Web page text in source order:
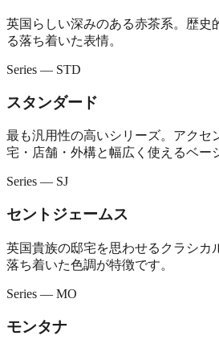
英国らしい深みのある赤茶系。歴史
る落ち着いた表情。
Series — STD
スタンダード
最も汎用性の高いシリーズ。アクセ
宅・店舗・外構と幅広く使えるベー
Series — SJ
セントジェームス
英国貴族の邸宅を思わせるクラシカ
落ち着いた色調が特徴です。
Series — MO
モンタナ